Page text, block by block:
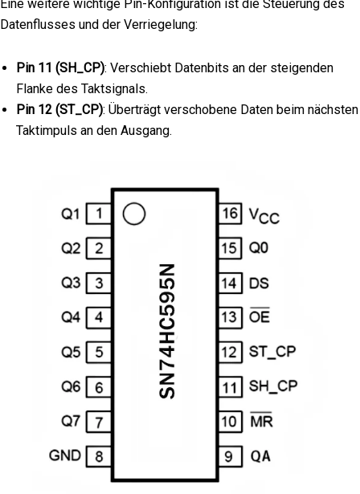
Eine weitere wichtige Pin-Konfiguration ist die Steuerung des
Datenflusses und der Verriegelung:
Pin 11 (SH_CP): Verschiebt Datenbits an der steigenden
Flanke des Taktsignals.
Pin 12 (ST_CP): Überträgt verschobene Daten beim nächsten
Taktimpuls an den Ausgang.